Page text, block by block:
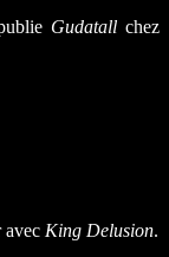
Gudatall chez
King Delusion.